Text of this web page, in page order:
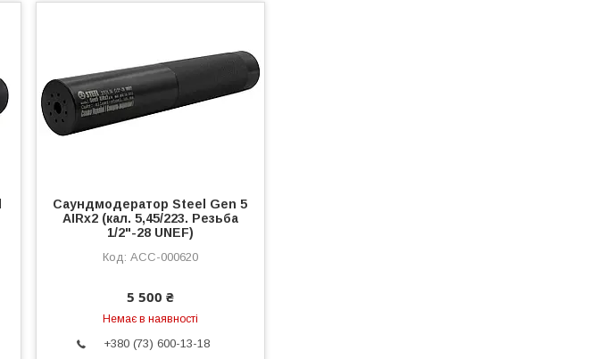
Саундмодератор Steel Gen 5
AIRx2 (кал. 5,45/223. Резьба
1/2"-28 UNEF)
ACC-000620
5 500 ₴
Немає в наявності
+380 (73) 600-13-18